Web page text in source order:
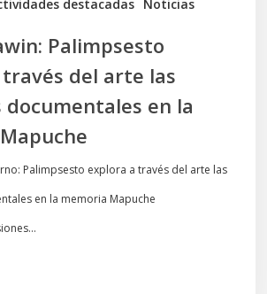
destacadas Noticias
Palimpsesto
del arte las
documentales en la
Palimpsesto explora a través del arte las
en la memoria Mapuche